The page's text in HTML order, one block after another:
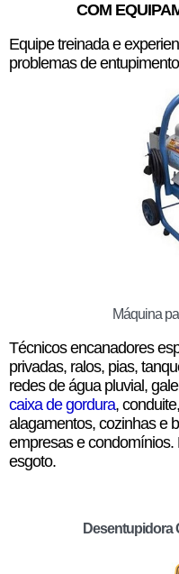
COM
Equipe treinada e
problemas de
Máquina
Técnicos encanadores
privadas, ralos, pias,
redes de água pluvial,
caixa de gordura, conduite,
alagamentos, cozinhas e
empresas e
esgoto.
Desentupidora